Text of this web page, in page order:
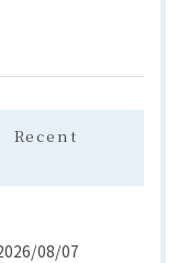
Recent
08/07